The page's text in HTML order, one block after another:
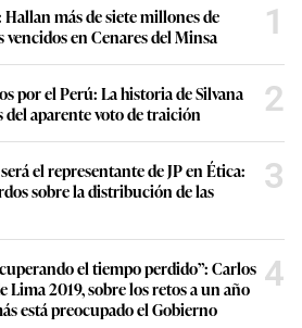
más de siete millones de
en Cenares del Minsa
1
por el Perú: La historia de Silvana
aparente voto de traición
2
el representante de JP en Ética:
sobre la distribución de las
3
el tiempo perdido”: Carlos
Lima 2019, sobre los retos a un año
está preocupado el Gobierno
4